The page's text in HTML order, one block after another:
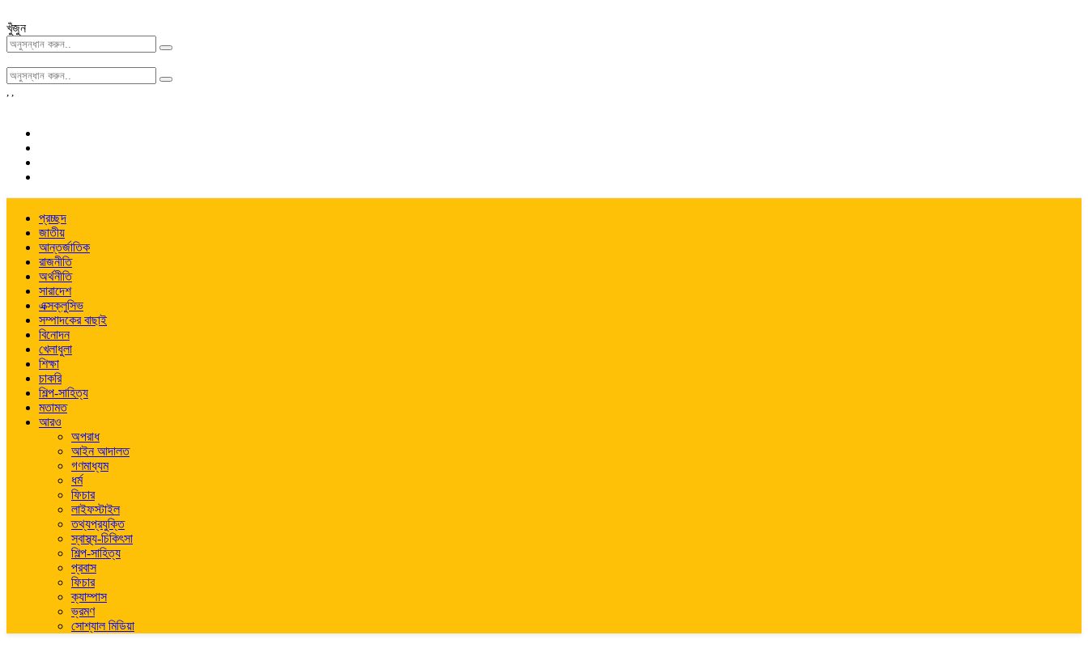
খুঁজুন
, ,
প্রচ্ছদ
জাতীয়
আন্তর্জাতিক
রাজনীতি
অর্থনীতি
সারাদেশ
এক্সক্লুসিভ
সম্পাদকের বাছাই
বিনোদন
খেলাধুলা
শিক্ষা
চাকরি
শিল্প-সাহিত্য
মতামত
আরও
অপরাধ
আইন আদালত
গণমাধ্যম
ধর্ম
ফিচার
লাইফস্টাইল
তথ্যপ্রযুক্তি
স্বাস্থ্য-চিকিৎসা
শিল্প-সাহিত্য
প্রবাস
ফিচার
ক্যাম্পাস
ভ্রমণ
সোশ্যাল মিডিয়া